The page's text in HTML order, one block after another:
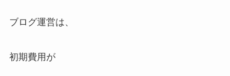
ブログ運営は、
初期費用が